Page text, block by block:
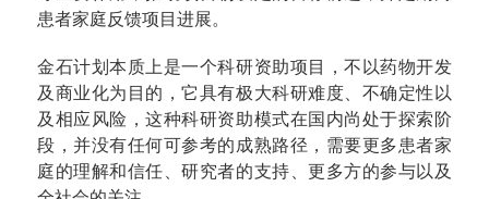
患者家庭反馈项目进展。
金石计划本质上是一个科研资助项目，不以药物开发
及商业化为目的，它具有极大科研难度、不确定性以
及相应风险，这种科研资助模式在国内尚处于探索阶
段，并没有任何可参考的成熟路径，需要更多患者家
庭的理解和信任、研究者的支持、更多方的参与以及